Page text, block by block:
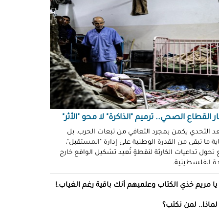
طولكرم بين وعود الإغاثة وواقع
الشُّهود.. نهجٌ "إسرائيلي"
من العقاب!
توفيق
"الشبح" بغزة.. هويّات تُكشف
مرة!
قاتلة.. مضادات حيوية في قِطع
كريم"!
موسى
يتصادم مع نفسه.. نساءٌ
ميراثهن بتوقيع
القطاع الصحي.. ترميم "الذاكرة" لا محو "الأثر"
التحدي يكمن بمجرد التعافي من تبعات الحرب، بل
ما تبقى من القدرة الوطنية على إدارة "المستقبل"،
تحول تداعيات الكارثة لنقطةٍ تُعيد تشكيل الواقع خارج
الفلسطينية.
يا مريم خذي الكتاب وعلميهم أنك باقية رغم الغياب.!
لماذا.. لمن نكتب؟